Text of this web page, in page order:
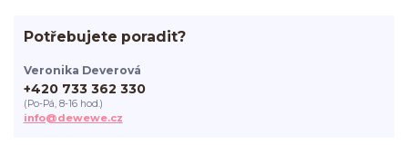
Potřebujete poradit?
Veronika Deverová
+420 733 362 330
(Po-Pá, 8-16 hod.)
info@dewewe.cz